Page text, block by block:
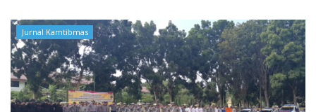
Jurnal Kamtibmas